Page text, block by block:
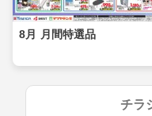
8月 月間特選品
チラ